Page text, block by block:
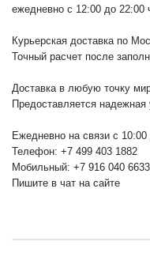
ежедневно с 12:00 до 22:00
Курьерская доставка по
Точный расчет после
Доставка в любую точку
Предоставляется
Ежедневно на связи с
Телефон: +7 499 403 1882
Мобильный: +7 916 040
Пишите в чат на сайте